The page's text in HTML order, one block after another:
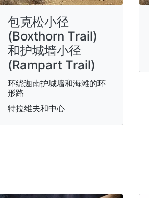
包克松小径
(Boxthorn Trail)
和护城墙小径
(Rampart Trail)
环绕迦南护城墙和海滩的环
形路
特拉维夫和中心